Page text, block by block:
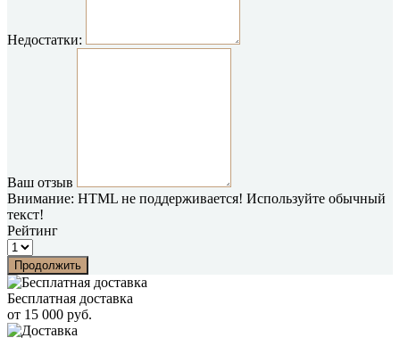
Недостатки:
Ваш отзыв
Внимание: HTML не поддерживается! Используйте обычный
текст!
Рейтинг
Продолжить
Бесплатная доставка
от 15 000 руб.